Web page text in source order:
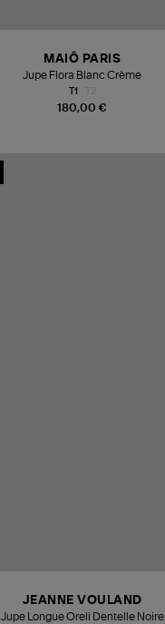
180,00 €
MAIÔ PARIS
Jupe Flora Blanc Crème
T1
JEANNE VOULAND
Jupe Longue Oreli Dentelle Noire